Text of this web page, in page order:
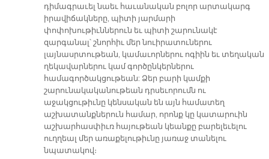
դիմագրաւել նաեւ հաւանական բոլոր արտակարգ
իրավիճակները, պիտի յարմարի
փոփոխութիւններուն եւ պիտի շարունակէ
զարգանալ՝ շնորհիւ մեր նուիրատուներու
լայնասրտութեան, կամաւորներու ոգիին եւ տեղական
ղեկավարներու կամ գործընկերներու
համագործակցութեան: Ձեր բարի կամքի
շարունակականութեան դրսեւորումն ու
աջակցութիւնը կենսական են այն համատեղ
աշխատանքներուն համար, որոնք կը կատարուին
աշխարհասփիւռ հայութեան կեանքը բարելեւելու
ուղղեալ մեր առաքելութիւնը յառաջ տանելու
նպատակով։